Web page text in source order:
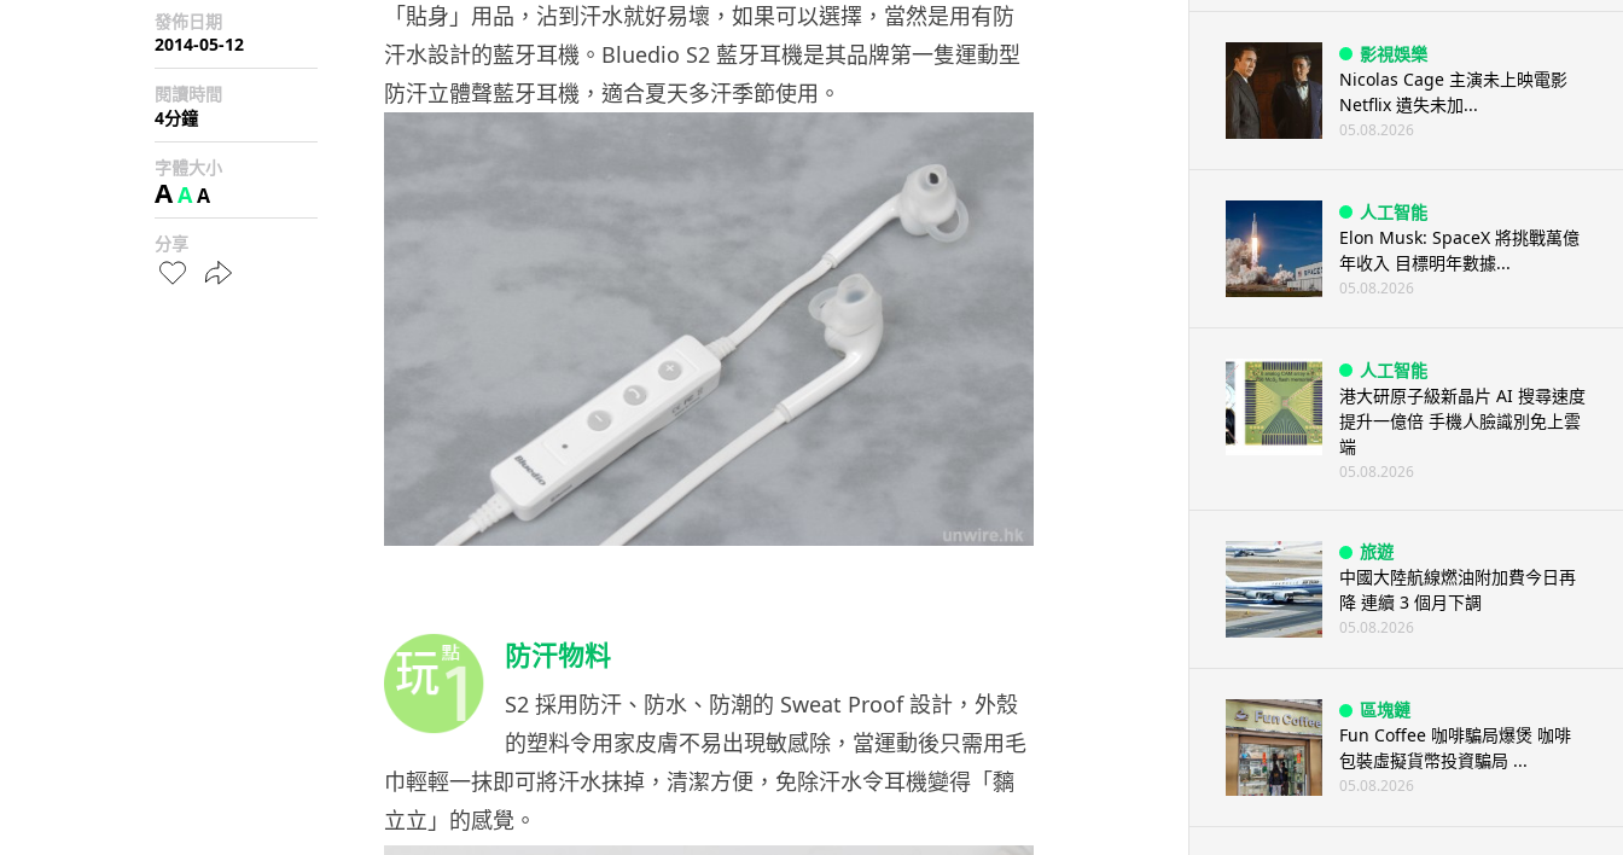
發佈日期
2014-05-12
閱讀時間
4分鐘
字體大小
AAA
分享
「貼身」用品，沾到汗水就好易壞，如果可以選擇，當然是用有防
汗水設計的藍牙耳機。Bluedio S2 藍牙耳機是其品牌第一隻運動型
防汗立體聲藍牙耳機，適合夏天多汗季節使用。
防汗物料
S2 採用防汗、防水、防潮的 Sweat Proof 設計，外殼
的塑料令用家皮膚不易出現敏感除，當運動後只需用毛
巾輕輕一抹即可將汗水抹掉，清潔方便，免除汗水令耳機變得「黐
立立」的感覺。
影視娛樂
Nicolas Cage 主演未上映電影
Netflix 遺失未加...
05.08.2026
人工智能
Elon Musk: SpaceX 將挑戰萬億
年收入 目標明年數據...
05.08.2026
人工智能
港大研原子級新晶片 AI 搜尋速度
提升一億倍 手機人臉識別免上雲
端
05.08.2026
旅遊
中國大陸航線燃油附加費今日再
降 連續 3 個月下調
05.08.2026
區塊鏈
Fun Coffee 咖啡騙局爆煲 咖啡
包裝虛擬貨幣投資騙局 ...
05.08.2026